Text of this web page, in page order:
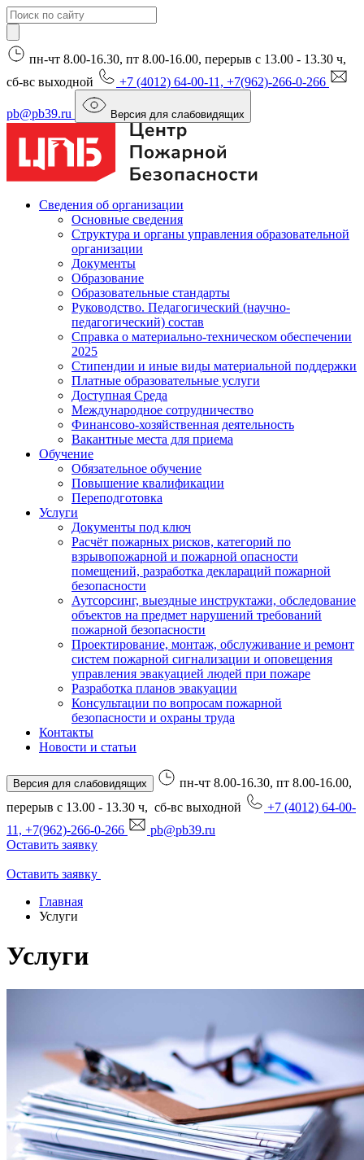
пн-чт 8.00-16.30, пт 8.00-16.00, перерыв с 13.00 - 13.30 ч,
сб-вс выходной
+7 (4012) 64-00-11, +7(962)-266-0-266
pb@pb39.ru Версия для слабовидящих
Сведения об организации
Основные сведения
Структура и органы управления образовательной
организации
Документы
Образование
Образовательные стандарты
Руководство. Педагогический (научно-
педагогический) состав
Справка о материально-техническом обеспечении
2025
Стипендии и иные виды материальной поддержки
Платные образовательные услуги
Доступная Среда
Международное сотрудничество
Финансово-хозяйственная деятельность
Вакантные места для приема
Обучение
Обязательное обучение
Повышение квалификации
Переподготовка
Услуги
Документы под ключ
Расчёт пожарных рисков, категорий по
взрывопожарной и пожарной опасности
помещений, разработка деклараций пожарной
безопасности
Аутсорсинг, выездные инструктажи, обследование
объектов на предмет нарушений требований
пожарной безопасности
Проектирование, монтаж, обслуживание и ремонт
систем пожарной сигнализации и оповещения
управления эвакуацией людей при пожаре
Разработка планов эвакуации
Консультации по вопросам пожарной
безопасности и охраны труда
Контакты
Новости и статьи
Версия для слабовидящих
пн-чт 8.00-16.30, пт 8.00-16.00,
перерыв с 13.00 - 13.30 ч, сб-вс выходной
+7 (4012) 64-00-
11, +7(962)-266-0-266
pb@pb39.ru
Оставить заявку
Оставить заявку
Главная
Услуги
Услуги